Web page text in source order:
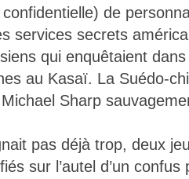
de
services secrets
qui enquêtaient
au Kasaï. La Suédo-
Sharp
pas déjà trop, deux
sur l’autel d’un